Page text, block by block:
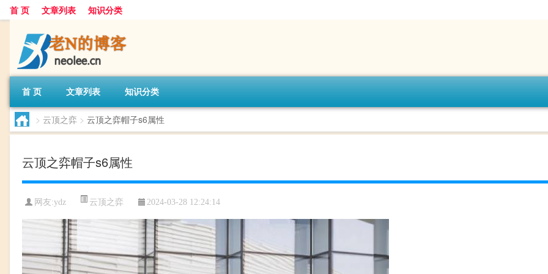
首 页 文章列表 知识分类
首 页 文章列表 知识分类
> 云顶之弈 > 云顶之弈帽子s6属性
云顶之弈帽子s6属性
网友:ydz 云顶之弈 2024-03-28 12:24:14